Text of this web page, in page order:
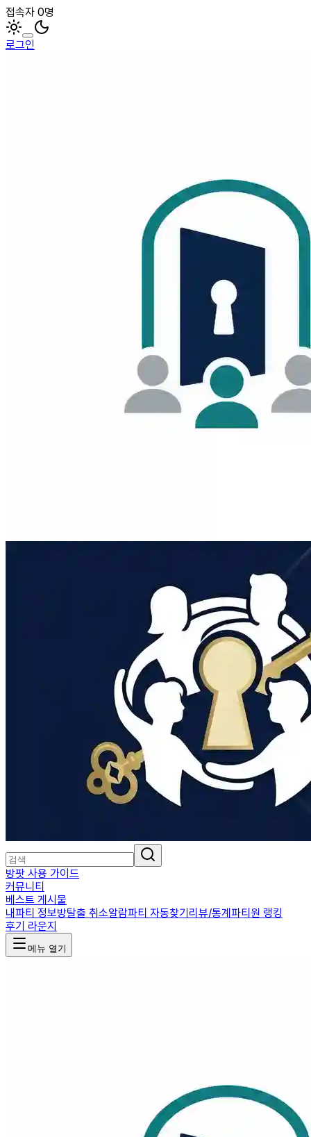
접속자 0명
로그인
방팟 사용 가이드
커뮤니티
베스트 게시물
내파티 정보방탈출 취소알람파티 자동찾기리뷰/통계파티원 랭킹
후기 라운지
메뉴 열기